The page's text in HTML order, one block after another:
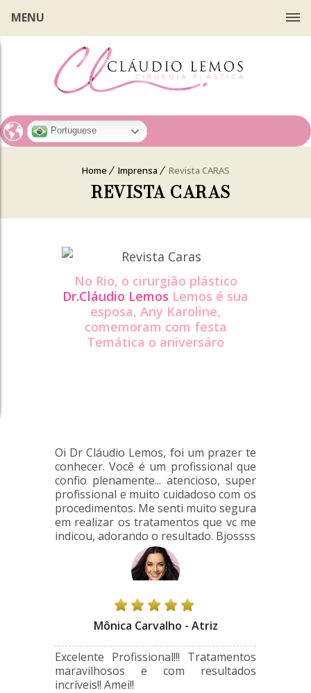
Portuguese
MENU
Home Imprensa Revista CARAS
REVISTA CARAS
No Rio, o cirurgião plástico
Dr.Cláudio Lemos Lemos é sua
esposa, Any Karoline,
comemoram com festa
Temática o aniversáro
Oi Dr Cláudio Lemos, foi um prazer te
conhecer. Você é um profissional que
confio plenamente... atencioso, super
profissional e muito cuidadoso com os
procedimentos. Me senti muito segura
em realizar os tratamentos que vc me
indicou, adorando o resultado. Bjossss
Mônica Carvalho - Atriz
Excelente Profissional!!! Tratamentos
maravilhosos e com resultados
incríveis!! Amei!!